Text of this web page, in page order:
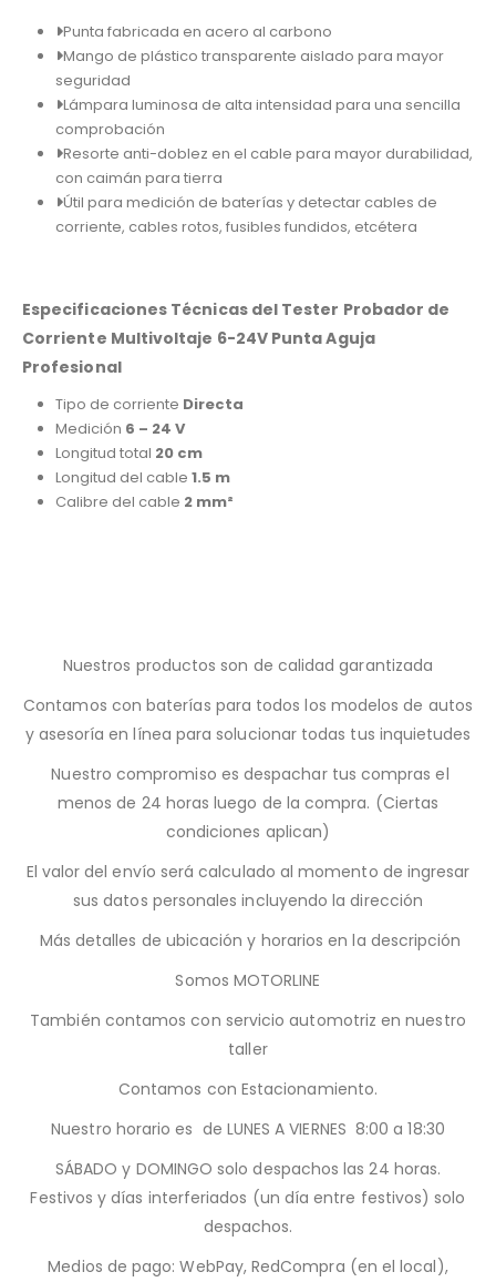
Punta fabricada en acero al carbono
Mango de plástico transparente aislado para mayor
seguridad
Lámpara luminosa de alta intensidad para una sencilla
comprobación
Resorte anti-doblez en el cable para mayor durabilidad,
con caimán para tierra
Útil para medición de baterías y detectar cables de
corriente, cables rotos, fusibles fundidos, etcétera
Especificaciones Técnicas del Tester Probador de
Corriente Multivoltaje 6-24V Punta Aguja
Profesional
Tipo de corriente Directa
Medición 6 – 24 V
Longitud total 20 cm
Longitud del cable 1.5 m
Calibre del cable 2 mm²
Nuestros productos son de calidad garantizada
Contamos con baterías para todos los modelos de autos
y asesoría en línea para solucionar todas tus inquietudes
Nuestro compromiso es despachar tus compras el
menos de 24 horas luego de la compra. (Ciertas
condiciones aplican)
El valor del envío será calculado al momento de ingresar
sus datos personales incluyendo la dirección
Más detalles de ubicación y horarios en la descripción
Somos MOTORLINE
También contamos con servicio automotriz en nuestro
taller
Contamos con Estacionamiento.
Nuestro horario es de LUNES A VIERNES 8:00 a 18:30
SÁBADO y DOMINGO solo despachos las 24 horas.
Festivos y días interferiados (un día entre festivos) solo
despachos.
Medios de pago: WebPay, RedCompra (en el local),